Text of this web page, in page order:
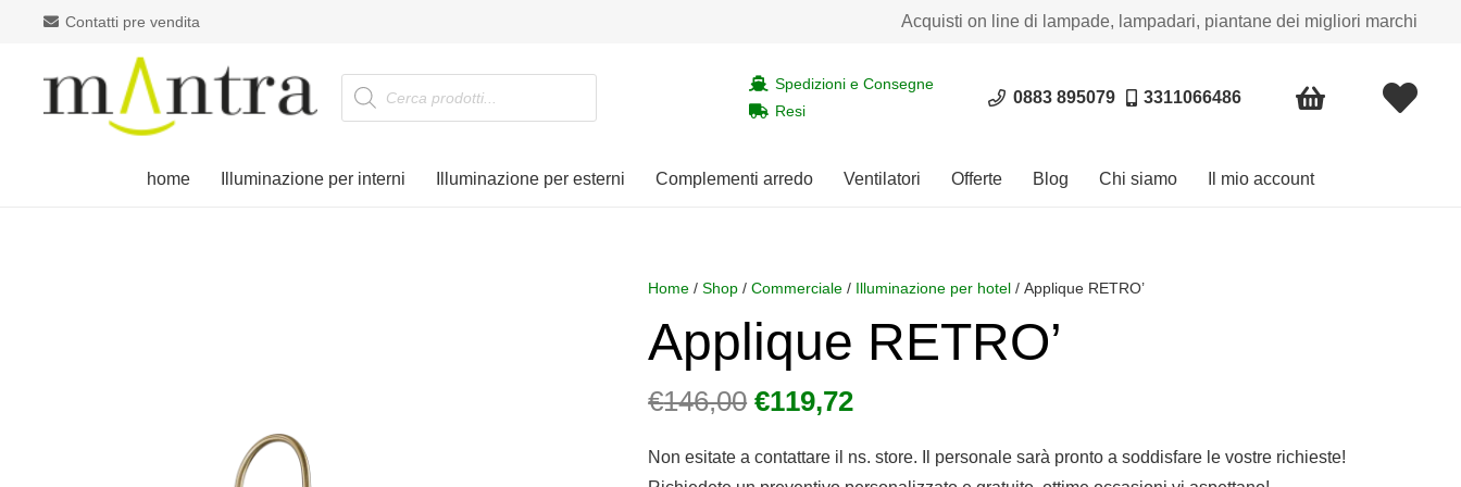
Contatti pre vendita Acquisti on line di lampade, lampadari, piantane dei migliori marchi
Products
search
Spedizioni e Consegne
Resi
0883 895079 3311066486
home Illuminazione per interni Illuminazione per esterni Complementi arredo Ventilatori Offerte Blog Chi siamo Il mio account
Home /Shop /Commerciale / Illuminazione per hotel / Applique RETRO’
Applique RETRO’
€146,00 Il
originale
€119,72Il
attuale
Non esitate a contattare il ns. store. Il personale sarà pronto a soddisfare le vostre richieste!